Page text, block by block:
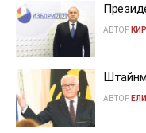
АВТОР
АВТОР